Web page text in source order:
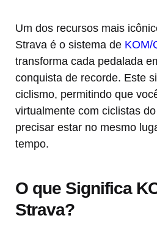
Um dos recursos mais
Strava é o sistema de KOM/
transforma cada pedalada
conquista de recorde. Este
ciclismo, permitindo que
virtualmente com ciclistas
precisar estar no mesmo
tempo.
O que Significa
Strava?